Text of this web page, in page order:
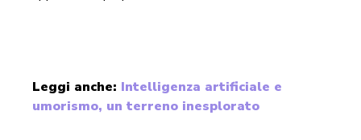
Leggi anche: Intelligenza artificiale e
umorismo, un terreno inesplorato